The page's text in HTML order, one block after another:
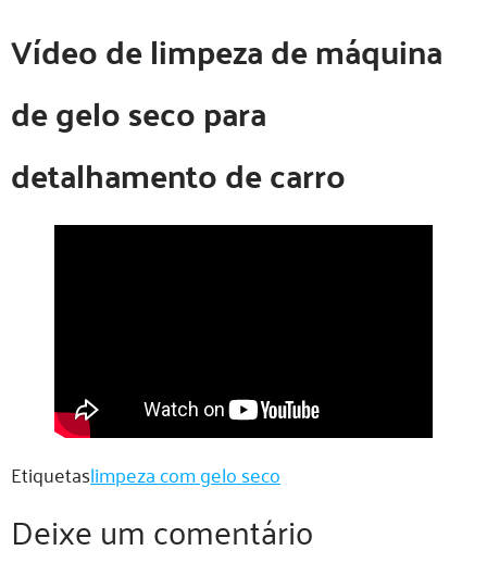
Vídeo de limpeza de máquina
de gelo seco para
detalhamento de carro
Etiquetaslimpeza com gelo seco
Deixe um comentário